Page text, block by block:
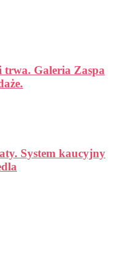
trwa. Galeria Zaspa
System kaucyjny